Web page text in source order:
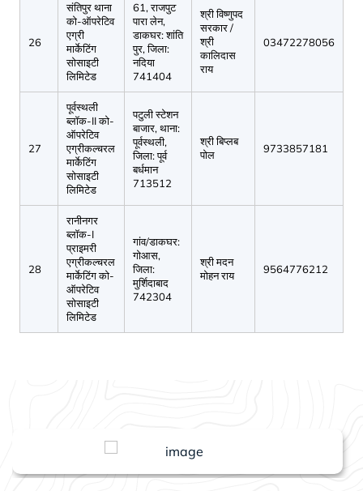
26
संतिपुर थाना
को-ऑपरेटिव
एग्री
मार्केटिंग
सोसाइटी
लिमिटेड
61, राजपुट
पारा लेन,
डाकघर: शांति
पुर, जिला:
नदिया
741404
श्री विष्णुपद
सरकार /
श्री
कालिदास
राय
03472278056
27
पूर्वस्थली
ब्लॉक-II को-
ऑपरेटिव
एग्रीकल्चरल
मार्केटिंग
सोसाइटी
लिमिटेड
पटुली स्टेशन
बाजार, थाना:
पूर्वस्थली,
जिला: पूर्व
बर्धमान
713512
श्री बिप्लब
पोल
9733857181
28
रानीनगर
ब्लॉक-I
प्राइमरी
एग्रीकल्चरल
मार्केटिंग को-
ऑपरेटिव
सोसाइटी
लिमिटेड
गांव/डाकघर:
गोआस,
जिला:
मुर्शिदाबाद
742304
श्री मदन
मोहन राय
9564776212